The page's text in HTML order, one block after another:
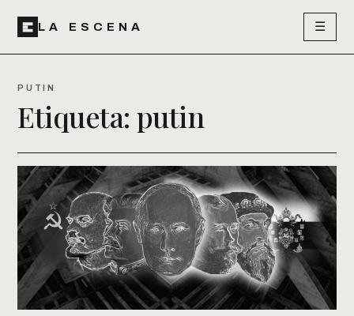
LA ESCENA ☰
PUTIN
Etiqueta: putin